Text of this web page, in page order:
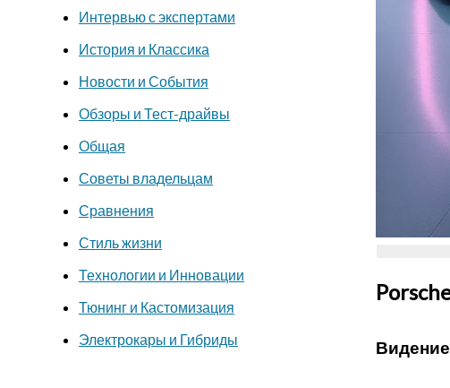
Интервью с экспертами
История и Классика
Новости и События
Обзоры и Тест-драйвы
Общая
Советы владельцам
Сравнения
Стиль жизни
Технологии и Инновации
Тюнинг и Кастомизация
Электрокары и Гибриды